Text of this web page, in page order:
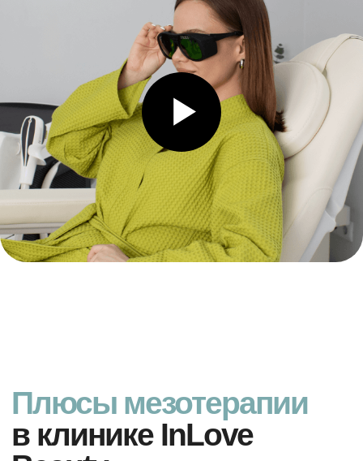
Inlove Beauty на карте Москвы — Яндекс Карты